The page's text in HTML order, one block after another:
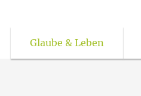
Glaube & Leben